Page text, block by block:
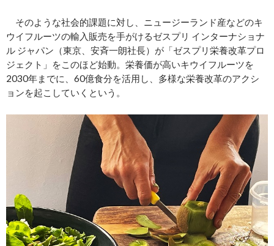
そのような社会的課題に対し、ニュージーランド産などのキ
ウイフルーツの輸入販売を手がけるゼスプリ インターナショナ
ル ジャパン（東京、安斉一朗社長）が「ゼスプリ栄養改革プロ
ジェクト」をこのほど始動。栄養価が高いキウイフルーツを
2030年までに、60億食分を活用し、多様な栄養改革のアクシ
ョンを起こしていくという。